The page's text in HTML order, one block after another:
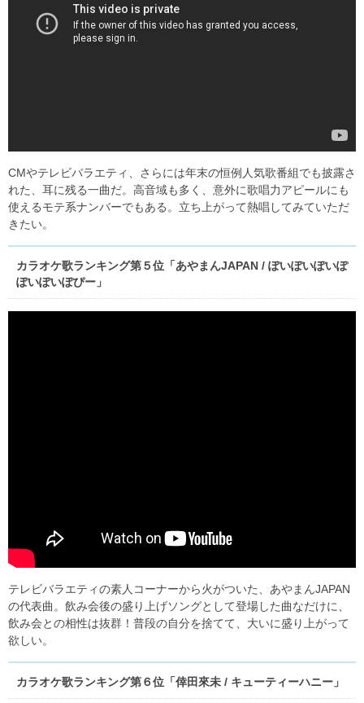
CMやテレビバラエティ、さらには年末の恒例人気歌番組でも披露さ
れた、耳に残る一曲だ。高音域も多く、意外に歌唱力アピールにも
使えるモテ系ナンバーでもある。立ち上がって熱唱してみていただ
きたい。
カラオケ歌ランキング第５位「あやまんJAPAN / ぽいぽいぽいぽ
ぽいぽいぽぴー」
テレビバラエティの素人コーナーから火がついた、あやまんJAPAN
の代表曲。飲み会後の盛り上げソングとして登場した曲なだけに、
飲み会との相性は抜群！普段の自分を捨てて、大いに盛り上がって
欲しい。
カラオケ歌ランキング第６位「倖田來未 / キューティーハニー」